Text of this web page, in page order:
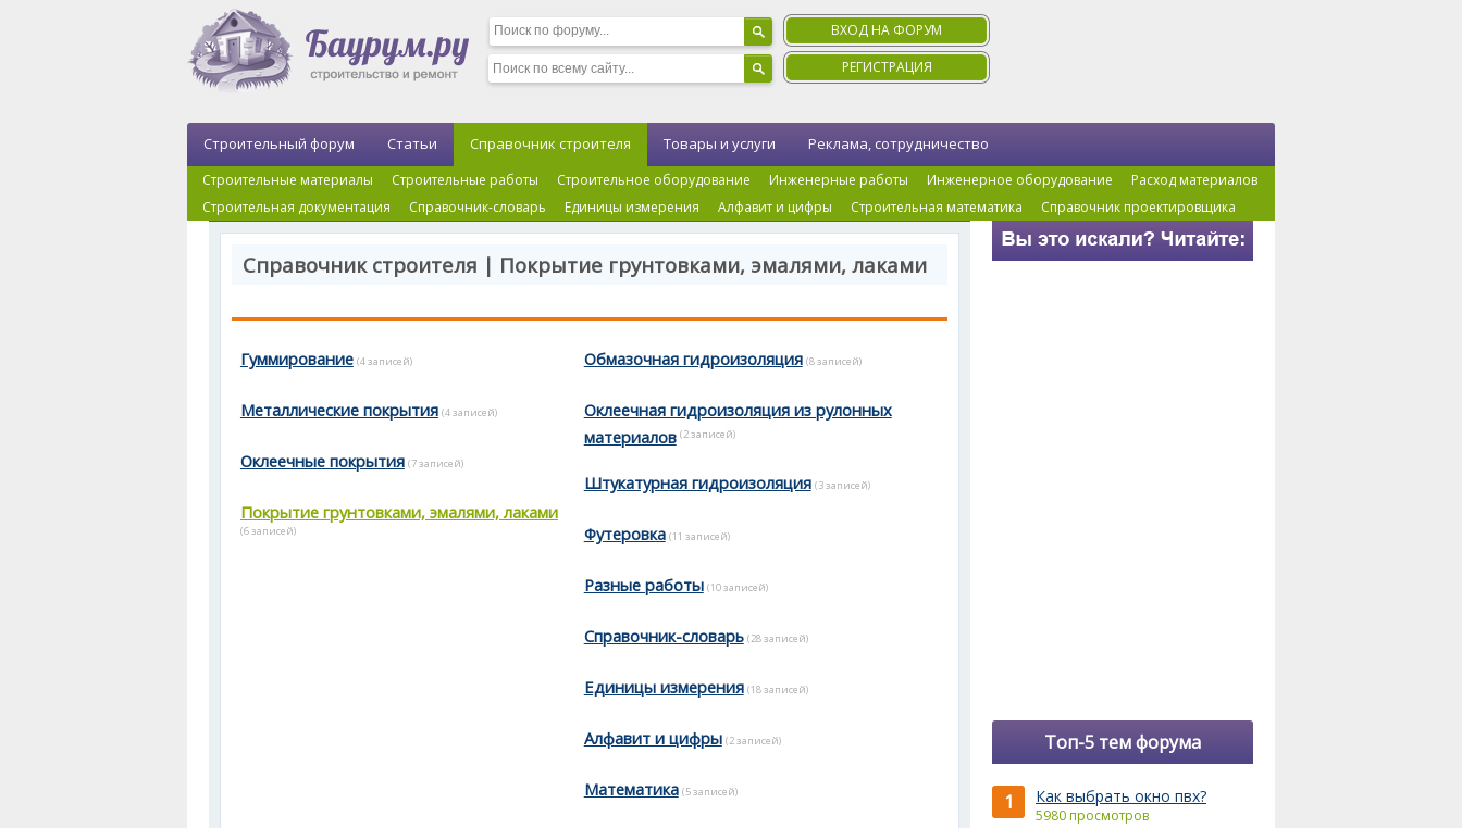
ВХОД НА ФОРУМ
РЕГИСТРАЦИЯ
Строительный форум Статьи Справочник строителя
Строительные материалы Строительные работы Строительное оборудование Инженерные работы Инженерное оборудование
Расход материалов
Строительная документация
Справочник-словарь Единицы измерения Алфавит и цифры Строительная математика Справочник проектировщика
Товары и услуги Реклама, сотрудничество
Справочник строителя | Покрытие грунтовками, эмалями, лаками
Гуммирование (4 записей)
Металлические покрытия (4 записей)
Оклеечные покрытия (7 записей)
Покрытие грунтовками, эмалями, лаками
(6 записей)
Обмазочная гидроизоляция (8 записей)
Оклеечная гидроизоляция из рулонных
материалов (2 записей)
Штукатурная гидроизоляция (3 записей)
Футеровка (11 записей)
Разные работы (10 записей)
Справочник-словарь (28 записей)
Единицы измерения (18 записей)
Алфавит и цифры (2 записей)
Математика (5 записей)
Топ-5 тем форума
1 Как выбрать окно пвх?
5980 просмотров